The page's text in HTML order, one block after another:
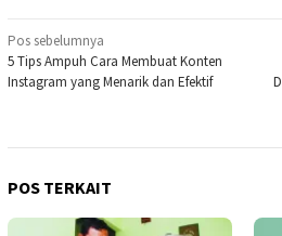
Navigasi
pos
Pos sebelumnya
5 Tips Ampuh Cara Membuat Konten
Instagram yang Menarik dan Efektif
POS TERKAIT